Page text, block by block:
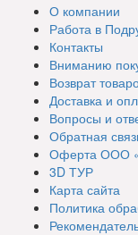
О компании
Работа в
Контакты
Вниманию
Возврат
Доставка и
Вопросы и
Обратная
Оферта ООО
3D ТУР
Карта сайта
Политика